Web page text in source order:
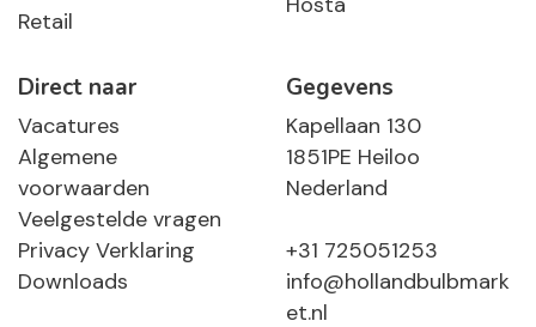
Retail
Direct naar
Vacatures
Algemene
voorwaarden
Veelgestelde vragen
Privacy Verklaring
Downloads
Gegevens
Kapellaan 130
1851PE Heiloo
Nederland
+31 725051253
info@hollandbulbmark
et.nl